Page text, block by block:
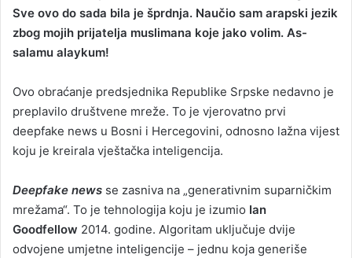
d
a
n
m
a
i
l
Sve ovo do sada bila je šprdnja. Naučio sam arapski jezik
zbog mojih prijatelja muslimana koje jako volim. As-
salamu alaykum!
Ovo obraćanje predsjednika Republike Srpske nedavno je
preplavilo društvene mreže. To je vjerovatno prvi
deepfake news u Bosni i Hercegovini, odnosno lažna vijest
koju je kreirala vještačka inteligencija.
Deepfake news se zasniva na „generativnim suparničkim
mrežama“. To je tehnologija koju je izumio Ian
Goodfellow 2014. godine. Algoritam uključuje dvije
odvojene umjetne inteligencije – jednu koja generiše